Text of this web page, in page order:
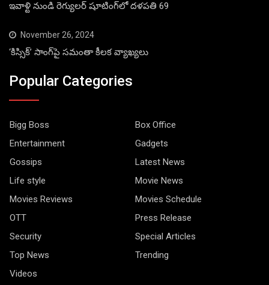
ఇవాళ్టి నుండి రెగ్యులర్ షూటింగ్‌లో దళపతి 69
November 26, 2024
‘కిస్సిక్’ సాంగ్‌పై సమంతా కీలక వ్యాఖ్యలు
Popular Categories
Bigg Boss
Box Office
Entertainment
Gadgets
Gossips
Latest News
Life style
Movie News
Movies Reviews
Movies Schedule
OTT
Press Release
Security
Special Articles
Top News
Trending
Videos